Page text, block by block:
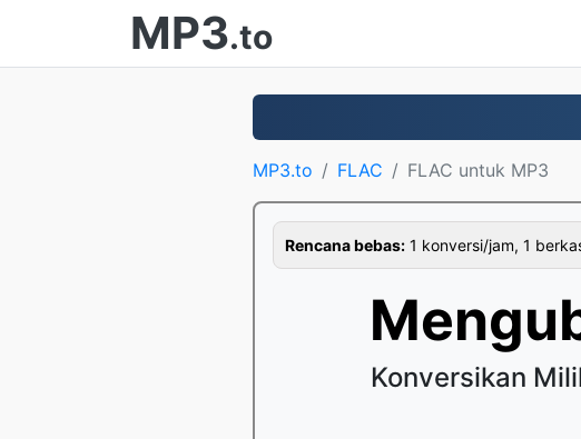
MP3.to
MP3.to FLAC FLAC untuk MP3
Rencana bebas: 1 konversi/jam, 1
Konversikan